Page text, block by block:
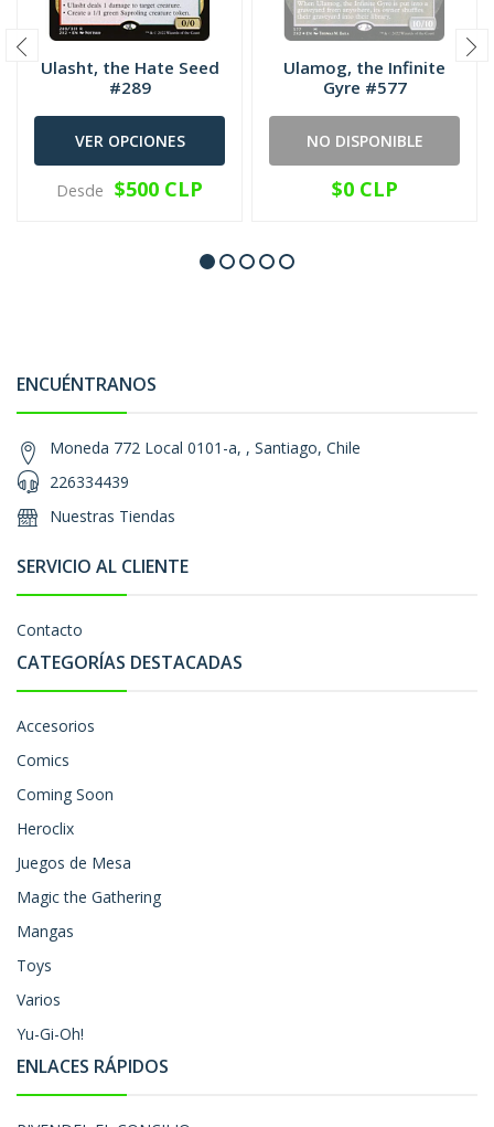
Ulasht, the Hate Seed
#289
VER OPCIONES
Desde $500 CLP
Ulamog, the Infinite
Gyre #577
NO DISPONIBLE
$0 CLP
ENCUÉNTRANOS
Moneda 772 Local 0101-a, , Santiago, Chile
226334439
Nuestras Tiendas
SERVICIO AL CLIENTE
Contacto
CATEGORÍAS DESTACADAS
Accesorios
Comics
Coming Soon
Heroclix
Juegos de Mesa
Magic the Gathering
Mangas
Toys
Varios
Yu-Gi-Oh!
ENLACES RÁPIDOS